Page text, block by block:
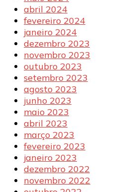
abril 2024
fevereiro 2024
janeiro 2024
dezembro 2023
novembro 2023
outubro 2023
setembro 2023
agosto 2023
junho 2023
maio 2023
abril 2023
março 2023
fevereiro 2023
janeiro 2023
dezembro 2022
novembro 2022